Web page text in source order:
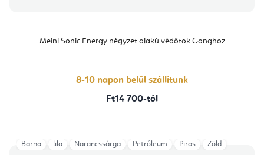
Meinl Sonic Energy négyzet alakú védőtok Gonghoz
8-10 napon belül szállítunk
Ft14 700-tól
Barna lila Narancssárga Petróleum Piros Zöld